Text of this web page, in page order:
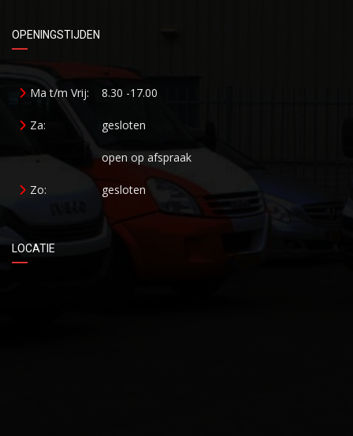
OPENINGSTIJDEN
Ma t/m Vrij: 8.30 -17.00
Za: gesloten
open op afspraak
Zo: gesloten
LOCATIE